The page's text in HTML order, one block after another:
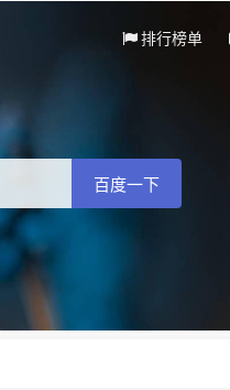
排行榜单
百度一下